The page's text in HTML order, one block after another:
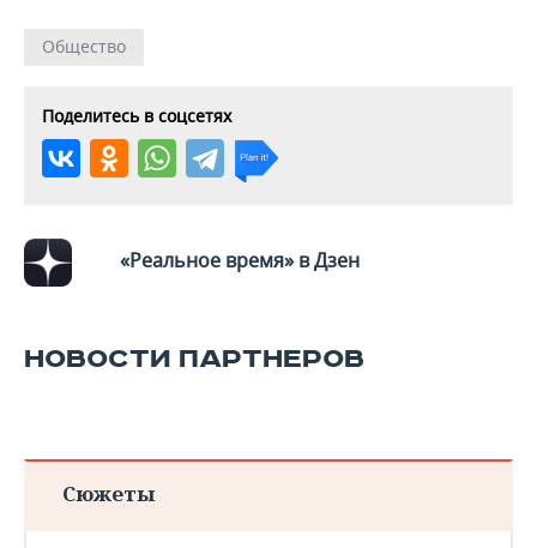
Общество
Поделитесь в соцсетях
«Реальное время» в Дзен
НОВОСТИ ПАРТНЕРОВ
Сюжеты